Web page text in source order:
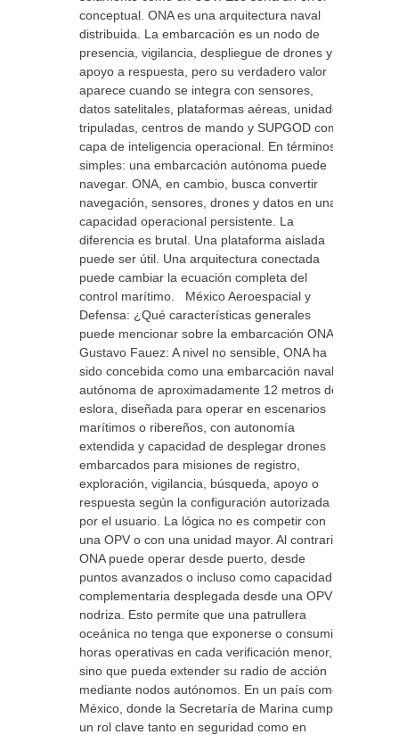
conceptual. ONA es una arquitectura naval
distribuida. La embarcación es un nodo de
presencia, vigilancia, despliegue de drones y
apoyo a respuesta, pero su verdadero valor
aparece cuando se integra con sensores,
datos satelitales, plataformas aéreas, unidades
tripuladas, centros de mando y SUPGOD como
capa de inteligencia operacional. En términos
simples: una embarcación autónoma puede
navegar. ONA, en cambio, busca convertir
navegación, sensores, drones y datos en una
capacidad operacional persistente. La
diferencia es brutal. Una plataforma aislada
puede ser útil. Una arquitectura conectada
puede cambiar la ecuación completa del
control marítimo. México Aeroespacial y
Defensa: ¿Qué características generales
puede mencionar sobre la embarcación ONA?
Gustavo Fauez: A nivel no sensible, ONA ha
sido concebida como una embarcación naval
autónoma de aproximadamente 12 metros de
eslora, diseñada para operar en escenarios
marítimos o ribereños, con autonomía
extendida y capacidad de desplegar drones
embarcados para misiones de registro,
exploración, vigilancia, búsqueda, apoyo o
respuesta según la configuración autorizada
por el usuario. La lógica no es competir con
una OPV o con una unidad mayor. Al contrario,
ONA puede operar desde puerto, desde
puntos avanzados o incluso como capacidad
complementaria desplegada desde una OPV
nodriza. Esto permite que una patrullera
oceánica no tenga que exponerse o consumir
horas operativas en cada verificación menor,
sino que pueda extender su radio de acción
mediante nodos autónomos. En un país como
México, donde la Secretaría de Marina cumple
un rol clave tanto en seguridad como en